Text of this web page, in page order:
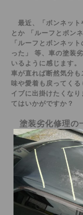
最近、「ボンネット
とか 「ルーフとボン
「ルーフとボンネッ
った」 等、車の塗装
いるように感じます
車が直れば断然気分
味や愛着も戻ってく
イブに出掛けたくな
てはいかがですか？
塗装劣化修理の